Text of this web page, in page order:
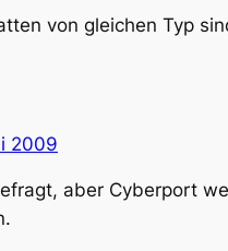
von gleichen Typ
2009
aber Cyberport